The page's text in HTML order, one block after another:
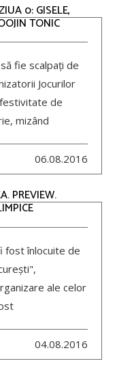
0: GISELE,
TONIC
fie scalpați de
Jocurilor
de
mizând
06.08.2016
PREVIEW.
fost înlocuite de
ale celor
04.08.2016